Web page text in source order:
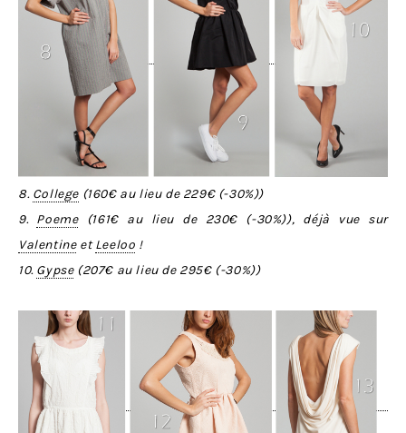
8. College (160€au lieu de 229€(-30%))
9. Poeme(161€au lieu de 230€ (-30%)), déjà vue sur
ValentineetLeeloo !
10. Gypse(207€ au lieu de 295€(-30%))